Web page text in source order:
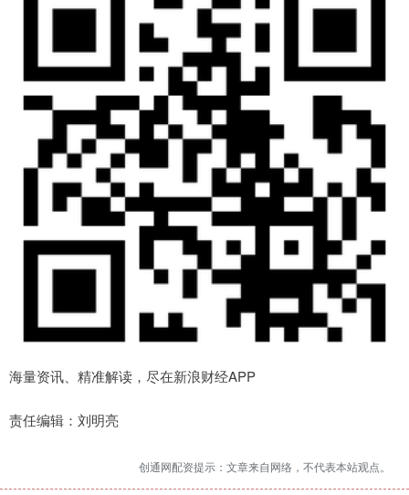
海量资讯、精准解读，尽在新浪财经APP
责任编辑：刘明亮
创通网配资提示：文章来自网络，不代表本站观点。